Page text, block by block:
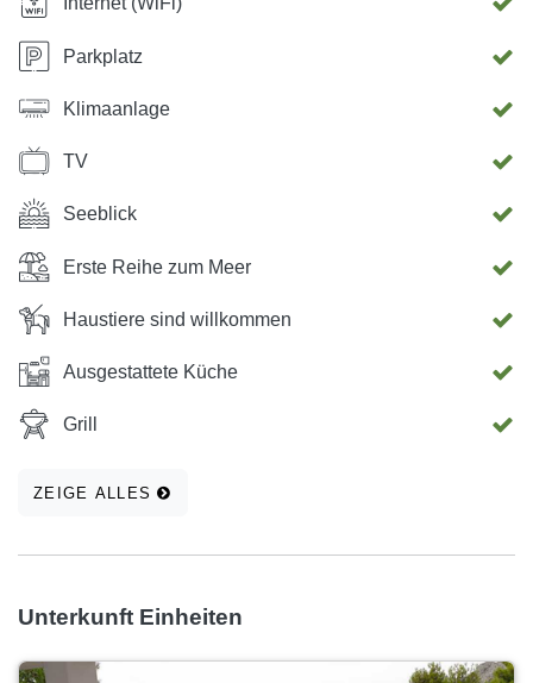
Parkplatz
Klimaanlage
TV
Seeblick
Erste Reihe zum Meer
Haustiere sind willkommen
Ausgestattete Küche
Grill
ZEIGE ALLES
Unterkunft Einheiten